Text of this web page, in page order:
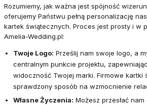
Rozumiemy, jak ważna jest spójność
oferujemy Państwu pełną personalizację
kartek świątecznych. Proces jest prosty i w
Amelia-Wedding.pl:
Twoje Logo: Prześlij nam swoje logo, a
centralnym punkcie projektu,
widoczność Twojej marki. Firmowe kartki
sprawdzony sposób na wzmocnienie
Własne Życzenia: Możesz przesłać